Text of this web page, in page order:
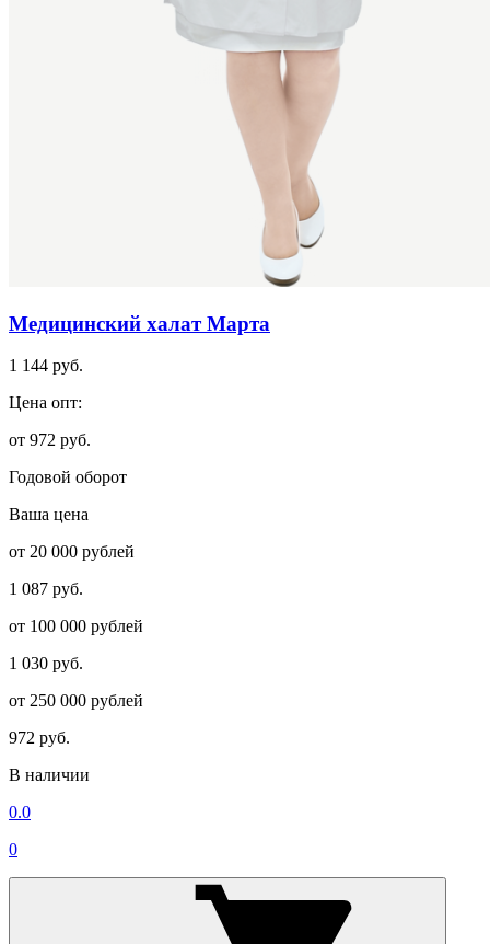
Медицинский халат Марта
1 144 руб.
Цена опт:
от 972 руб.
Годовой оборот
Ваша цена
от 20 000 рублей
1 087 руб.
от 100 000 рублей
1 030 руб.
от 250 000 рублей
972 руб.
В наличии
0.0
0